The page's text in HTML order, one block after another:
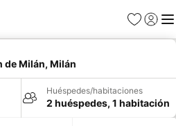
Favoritos
Iniciar
de Milán, Milán
Huéspedes/habitaciones
2 huéspedes, 1 habitación